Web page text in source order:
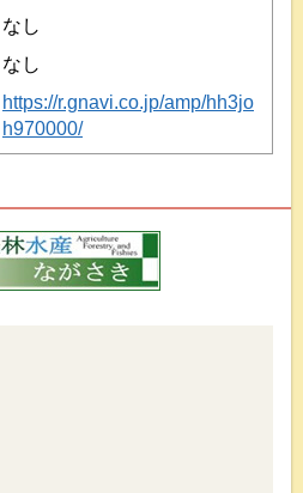
なし
なし
https://r.gnavi.co.jp/amp/hh3jo
h970000/